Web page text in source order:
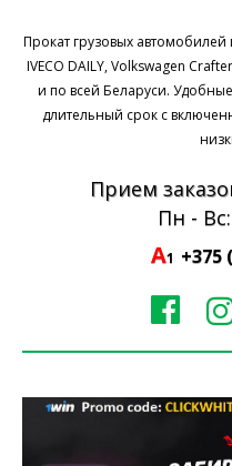
Прокат грузовых
IVECO DAILY, Volkswagen
и по всей Беларуси.
длительный срок с
Прием
Пн -
A1 +375
